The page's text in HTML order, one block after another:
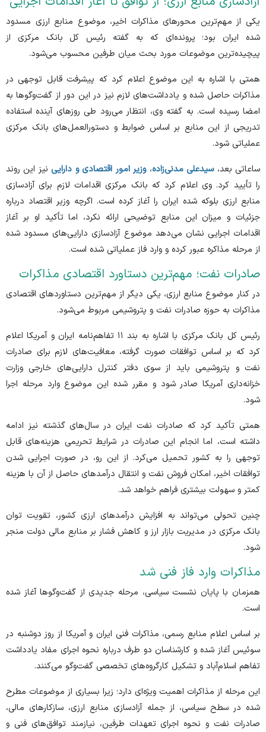
یکی از مهم‌ترین محور‌های مذاکرات اخیر، موضوع منابع ارزی مسدود
شده ایران بود؛ پرونده‌ای که به گفته رئیس کل بانک مرکزی از
پیچیده‌ترین موضوعات مورد بحث میان طرفین محسوب می‌شود.
همتی با اشاره به این موضوع اعلام کرد که پیشرفت قابل توجهی در
مذاکرات حاصل شده و یادداشت‌های لازم نیز در این دور از گفت‌و‌گو‌ها به
امضا رسیده است. به گفته وی، انتظار می‌رود طی روز‌های آینده استفاده
تدریجی از این منابع بر اساس ضوابط و دستورالعمل‌های بانک مرکزی
عملیاتی شود.
ساعاتی بعد،سیدعلی مدنی‌زاده،وزیر امور اقتصادی و دارایینیز این روند
را تأیید کرد. وی اعلام کرد که بانک مرکزی اقدامات لازم برای آزادسازی
منابع ارزی بلوکه شده ایران را آغاز کرده است. اگرچه وزیر اقتصاد درباره
جزئیات و میزان این منابع توضیحی ارائه نکرد، اما تأکید او بر آغاز
اقدامات اجرایی نشان می‌دهد موضوع آزادسازی دارایی‌های مسدود شده
از مرحله مذاکره عبور کرده و وارد فاز عملیاتی شده است.
صادرات نفت؛ مهم‌ترین دستاورد اقتصادی مذاکرات
در کنار موضوع منابع ارزی، یکی دیگر از مهم‌ترین دستاورد‌های اقتصادی
مذاکرات به حوزه صادرات نفت و پتروشیمی مربوط می‌شود.
رئیس کل بانک مرکزی با اشاره به بند ۱۱ تفاهم‌نامه ایران و آمریکا اعلام
کرد که بر اساس توافقات صورت گرفته، معافیت‌های لازم برای صادرات
نفت و پتروشیمی باید از سوی دفتر کنترل دارایی‌های خارجی وزارت
خزانه‌داری آمریکا صادر شود و مقرر شده این موضوع وارد مرحله اجرا
شود.
همتی تأکید کرد که صادرات نفت ایران در سال‌های گذشته نیز ادامه
داشته است، اما انجام این صادرات در شرایط تحریمی هزینه‌های قابل
توجهی را به کشور تحمیل می‌کرد. از این رو، در صورت اجرایی شدن
توافقات اخیر، امکان فروش نفت و انتقال درآمد‌های حاصل از آن با هزینه
کمتر و سهولت بیشتری فراهم خواهد شد.
چنین تحولی می‌تواند به افزایش درآمد‌های ارزی کشور، تقویت توان
بانک مرکزی در مدیریت بازار ارز و کاهش فشار بر منابع مالی دولت منجر
شود.
مذاکرات وارد فاز فنی شد
همزمان با پایان نشست سیاسی، مرحله جدیدی از گفت‌و‌گو‌ها آغاز شده
است.
بر اساس اعلام منابع رسمی، مذاکرات فنی ایران و آمریکا از روز دوشنبه در
سوئیس آغاز شده و کارشناسان دو طرف درباره نحوه اجرای مفاد یادداشت
تفاهم اسلام‌آباد و تشکیل کارگروه‌های تخصصی گفت‌و‌گو می‌کنند.
این مرحله از مذاکرات اهمیت ویژه‌ای دارد؛ زیرا بسیاری از موضوعات مطرح
شده در سطح سیاسی، از جمله آزادسازی منابع ارزی، سازکار‌های مالی،
صادرات نفت و نحوه اجرای تعهدات طرفین، نیازمند توافق‌های فنی و